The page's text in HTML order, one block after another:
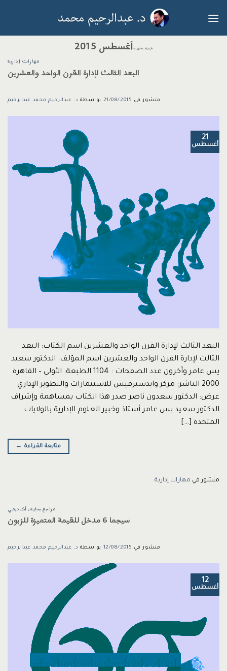
للمحتوى
الأرشيفات الشهرية:أغسطس 2015
مهارات إدارية
البعد الثالث لإدارة القرن الواحد والعشرين
منشور في 21/08/2015 بواسطة د. عبدالرحيم محمد عبدالرحيم
21
أغسطس
البعد الثالث لإدارة القرن الواحد والعشرين اسم الكتاب: البعد
الثالث لإدارة القرن الواحد والعشرين اسم المؤلف: الدكتور سعيد
يس عامر وآخرون عدد الصفحات : 1104 الطبعة: الأولى – القاهرة
2000 الناشر: مركز وايدسيرفيس للاستثمارات والتطوير الإداري
عرض: الدكتور سعدون ناصر صدر هذا الكتاب بمساهمة وإشراف
الدكتور سعيد يس عامر أستاذ وخبير العلوم الإدارية بالولايات
المتحدة […]
متابعة القراءة ←
منشور في مهارات إدارية
مراجع بحثية، أكاديمي
سيجما 6 مدخل للقيمة المتميزة للزبون
منشور في 12/08/2015 بواسطة د. عبدالرحيم محمد عبدالرحيم
12
أغسطس